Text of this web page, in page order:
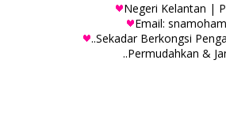
Negeri Kelantan |
Email:
..Sekadar Berkongsi
..Permudahkan &